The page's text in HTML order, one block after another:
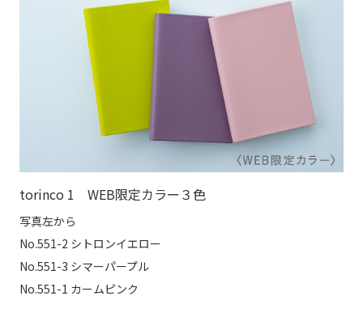
torinco 1 WEB限定カラー３色
写真左から
No.551-2 シトロンイエロー
No.551-3 シマーパープル
No.551-1 カームピンク